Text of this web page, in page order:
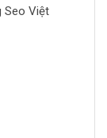
Seo Việt